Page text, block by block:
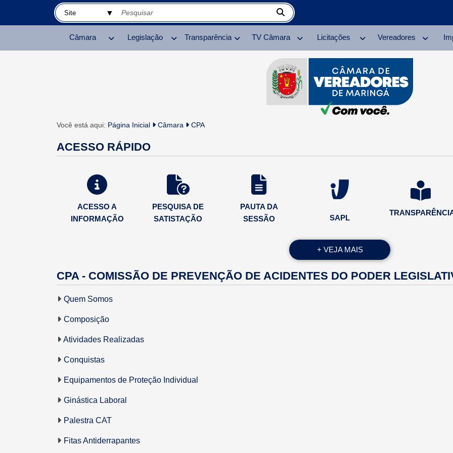
Câmara Legislação Transparência TV Câmara Licitações Vereadores
Você está aqui: Página Inicial Câmara CPA
ACESSO RÁPIDO
ACESSO A
INFORMAÇÃO
PESQUISA DE
SATISTAÇÃO
PAUTA DA
SESSÃO
SAPL
MESA
SESSÃO
INFORMAÇÕES
FREQUENTES -
+ VEJA MAIS
CPA - COMISSÃO DE PREVENÇÃO DE ACIDENTES DO PODER
Quem Somos
Composição
Atividades Realizadas
Conquistas
Equipamentos de Proteção Individual
Ginástica Laboral
Palestra CAT
Fitas Antiderrapantes